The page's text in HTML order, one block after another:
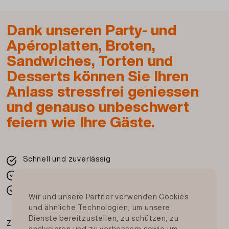
modifizierte Kartoffelstärke, Säuerungsmittel:
Zitronensäure, Malzmehl (aus GERSTE),
Kochsalz, Verdickungsmittel: E415, Gelier- und
Verdickungsmittel: Tragant, MANDELN,
Farbstoff: E120, Stabilisator: E401, Stabilisator:
E450, Trägerstoff: E1520, Backtriebmittel: E500,
Kakaopulver, Palmfett gehärtet,
Sonnenblumenöl, WEIZENprotein,
Karottenextrakt, Glukosesirup
Artikel Nr.: 113340410000
Beschreibung und Zutaten drucken
Dank unseren Party- und
Apéroplatten, Broten,
Sandwiches, Torten und
Desserts können Sie Ihren
Anlass stressfrei geniessen
und genauso unbeschwert
feiern wie Ihre Gäste.
Schnell und zuverlässig
Zahlungsmittel
Wir und unsere Partner verwenden Cookies
und ähnliche Technologien, um unsere
Dienste bereitzustellen, zu schützen, zu